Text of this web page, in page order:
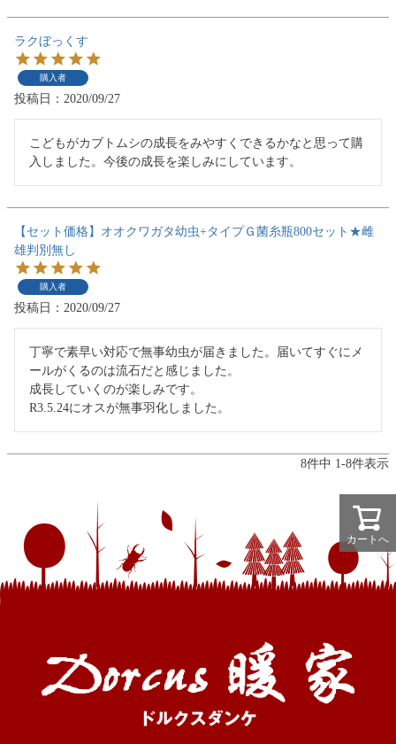
ラクぼっくす
購入者
投稿日 2020/09/27
こどもがカブトムシの成長をみやすくできるかなと思って購
入しました。今後の成長を楽しみにしています。
【セット価格】オオクワガタ幼虫+タイプＧ菌糸瓶800セット★雌
雄判別無し
購入者
投稿日 2020/09/27
丁寧で素早い対応で無事幼虫が届きました。届いてすぐにメ
ールがくるのは流石だと感じました。
成長していくのが楽しみです。
R3.5.24にオスが無事羽化しました。
8件中 1 -8件表示
カートへ